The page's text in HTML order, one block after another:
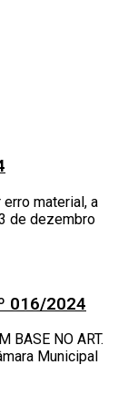
material, a
de dezembro
016/2024
BASE NO ART.
Municipal